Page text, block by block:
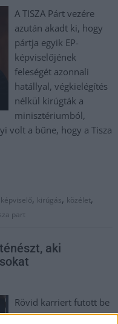
A TISZA Párt vezére
azután akadt ki, hogy
pártja egyik EP-
képviselőjének
feleségét azonnali
hatállyal, végkielégítés
nélkül kirúgták a
minisztériumból,
volt a bűne, hogy a Tisza
képviselő, kirúgás, közélet,
part
aki
Rövid karriert futott be
a Szuverenitásvédelmi